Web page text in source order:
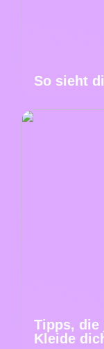
So sieht
Tipps, die
Kleide